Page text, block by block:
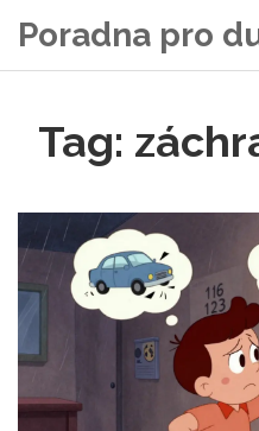
Poradna pro
Tag: